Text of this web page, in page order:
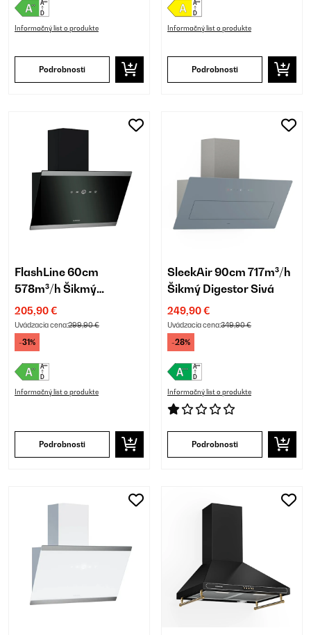
Informačný list o produkte
Podrobnosti
Informačný list o produkte
Podrobnosti
FlashLine 60cm
578m³/h Šikmý
Digestor
Čierna/Strieborná
205,90 €
Uvádzacia cena:299,90 €
-31%
Informačný list o produkte
Podrobnosti
SleekAir 90cm 717m³/h
Šikmý Digestor Sivá
249,90 €
Uvádzacia cena:349,90 €
-28%
Informačný list o produkte
Podrobnosti